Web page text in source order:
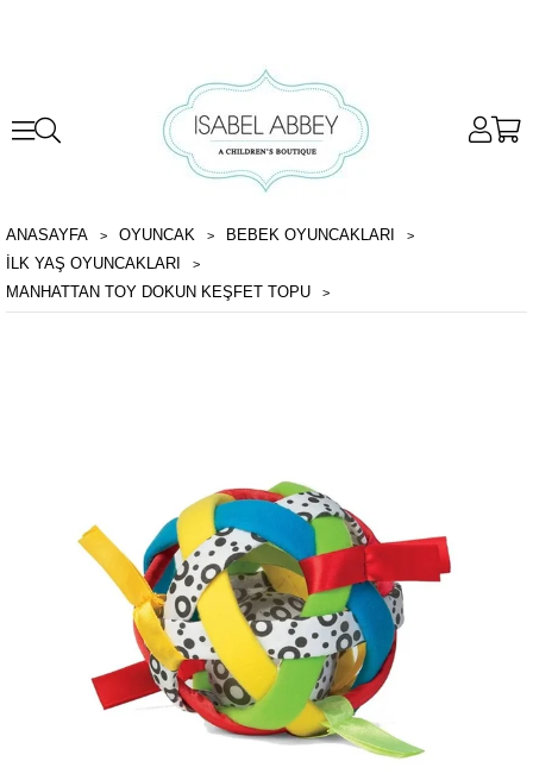
ANASAYFA OYUNCAK
BEBEK OYUNCAKLARI
İLK YAŞ OYUNCAKLARI
MANHATTAN TOY DOKUN KEŞFET TOPU